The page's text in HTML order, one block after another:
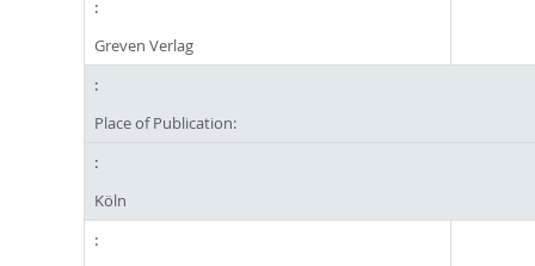
Greven Verlag
Place of Publication:
Köln